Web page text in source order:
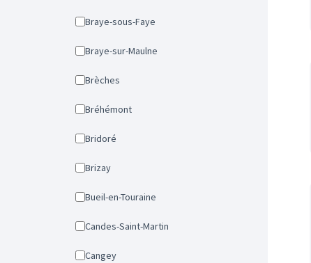
Braye-sous-Faye
Braye-sur-Maulne
Brèches
Bréhémont
Bridoré
Brizay
Bueil-en-Touraine
Candes-Saint-Martin
Cangey